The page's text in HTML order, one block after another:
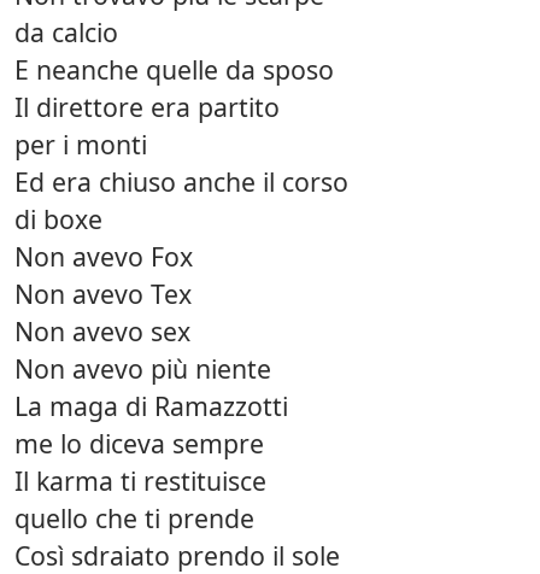
da calcio
E neanche quelle da sposo
Il direttore era partito
per i monti
Ed era chiuso anche il corso
di boxe
Non avevo Fox
Non avevo Tex
Non avevo sex
Non avevo più niente
La maga di Ramazzotti
me lo diceva sempre
Il karma ti restituisce
quello che ti prende
Così sdraiato prendo il sole